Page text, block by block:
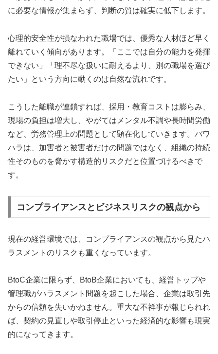
に必要な情報が集まらず、判断の質は確実に低下します。
心理的安全性が損なわれた職場では、優秀な人材ほど早く
離れていく傾向があります。「ここでは自分の能力を発揮
できない」「理不尽な扱いに耐えるより、別の職場を選び
たい」という方向に動くのは自然な流れです。
こうした離職が連鎖すれば、採用・教育コストは膨らみ、
現場の負担は増大し、やがてはメンタル不調や長時間労働
など、労務管理上の問題として顕在化していきます。パワ
ハラは、加害者と被害者だけの問題ではなく、組織の持続
性そのものを脅かす構造的リスクだと位置づけるべきで
す。
コンプライアンスとビジネスリスクの観点から
現在の経営環境では、コンプライアンスの観点から見たハ
ラスメントのリスクも重くなっています。
BtoC企業に限らず、BtoB企業においても、経営トップや
管理職がハラスメント問題を起こした場合、企業は取引先
からの信頼を失いかねません。重大な不祥事が報じられれ
ば、契約の見直しや取引停止といった経済的な影響も現実
的になってきます。